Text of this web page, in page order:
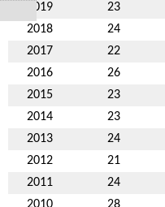
2019
23
2018
24
2017
22
2016
26
2015
23
2014
23
2013
24
2012
21
2011
24